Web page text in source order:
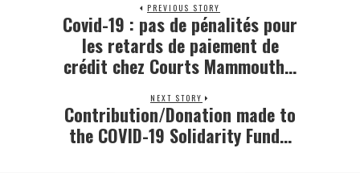
PREVIOUS STORY
Previous
post:
Covid-19 : pas de pénalités pour
les retards de paiement de
crédit chez Courts Mammouth…
NEXT STORY
Next
post:
Contribution/Donation made to
the COVID-19 Solidarity Fund…